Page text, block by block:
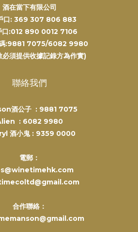
酒在當下有限公司
口: 369 307 806 883
口:012 890 0012 7106
碼:9881 7075/6082 9980
必須提供收據記錄方為作實)
聯絡我們
酒公子 : 9881 7075
: 6082 9980
酒小鬼 : 9359 0000
電郵：
合作聯絡：